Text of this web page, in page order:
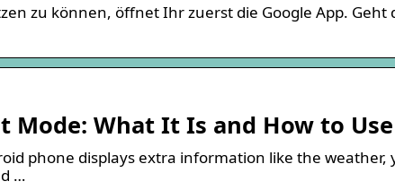
zu können, öffnet Ihr zuerst die Google App. Geht
Mode: What It Is and How to
phone displays extra information like the weather,
…